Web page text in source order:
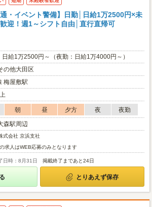
通・イベント警備】日勤│日給1万2500円×未
迎！週1～シフト自由│直行直帰可
日給1万2500円～（夜勤：日給1万4000円～）
の他大田区
梅屋敷駅
朝 昼 夕方 夜
夜勤
森駅周辺
式会社 京浜支社
求人はWEB応募のみとなります
日時：8月31日 掲載終了まであと24日
とりあえず保存